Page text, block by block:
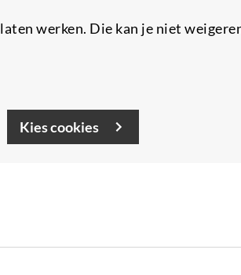
werken. Die kan je niet
Kies cookies